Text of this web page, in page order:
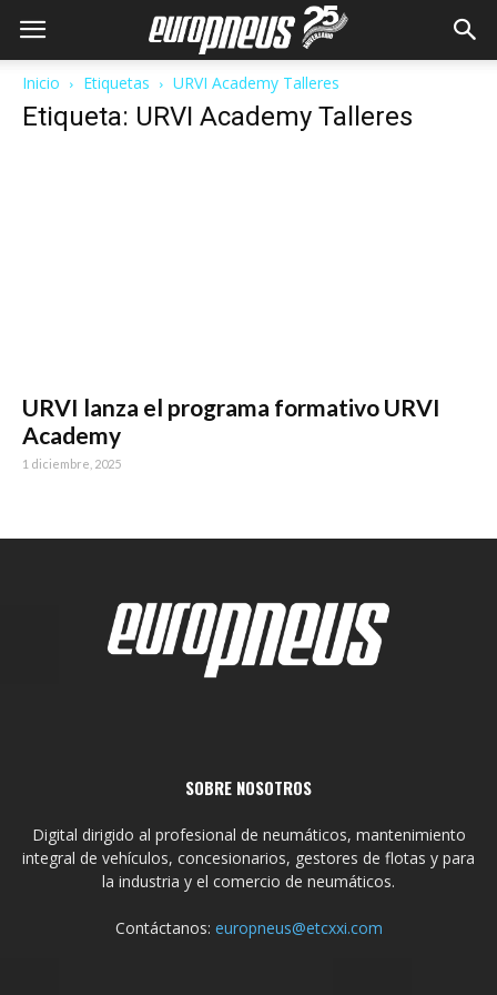
Inicio Etiquetas URVI Academy Talleres
Etiqueta: URVI Academy Talleres
URVI lanza el programa formativo URVI
Academy
1 diciembre, 2025
SOBRE NOSOTROS
Digital dirigido al profesional de neumáticos, mantenimiento
integral de vehículos, concesionarios, gestores de flotas y para
la industria y el comercio de neumáticos.
Contáctanos: europneus@etcxxi.com